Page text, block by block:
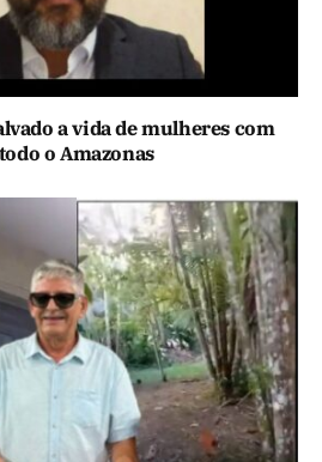
a vida de mulheres com
o Amazonas